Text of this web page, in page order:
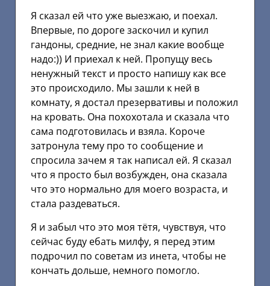
Я сказал ей что уже выезжаю, и поехал.
Впервые, по дороге заскочил и купил
гандоны, средние, не знал какие вообще
надо:)) И приехал к ней. Пропущу весь
ненужный текст и просто напишу как все
это происходило. Мы зашли к ней в
комнату, я достал презервативы и положил
на кровать. Она похохотала и сказала что
сама подготовилась и взяла. Короче
затронула тему про то сообщение и
спросила зачем я так написал ей. Я сказал
что я просто был возбужден, она сказала
что это нормально для моего возраста, и
стала раздеваться.
Я и забыл что это моя тётя, чувствуя, что
сейчас буду ебать милфу, я перед этим
подрочил по советам из инета, чтобы не
кончать дольше, немного помогло.